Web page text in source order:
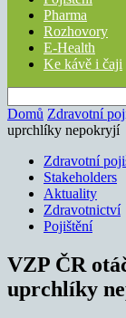
Pharma
Rozhovory
E-Health
Ke kávě i čaji
Domů Zdravotní
uprchlíky nepokryjí
Zdravotní
Stakeholders
Aktuality
Zdravotnictví
Pojištění
VZP ČR
uprchlíky